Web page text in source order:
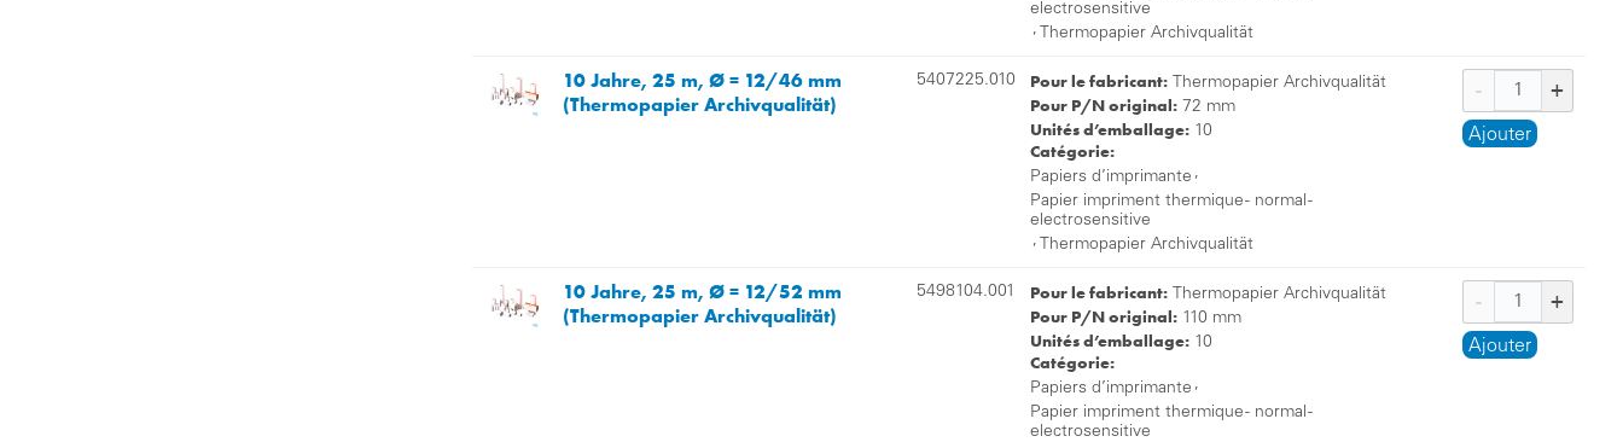
electrosensitive
, Thermopapier Archivqualität
10 Jahre, 25 m, Ø = 12/46 mm
(Thermopapier Archivqualität)
5407225.010 Pour le fabricant: Thermopapier Archivqualität
Pour P/N original: 72 mm
Unités d’emballage: 10
Catégorie:
Papiers d’imprimante ,
Papier impriment thermique - normal -
electrosensitive
, Thermopapier Archivqualität
Ajouter
10 Jahre, 25 m, Ø = 12/52 mm
(Thermopapier Archivqualität)
5498104.001 Pour le fabricant: Thermopapier Archivqualität
Pour P/N original: 110 mm
Unités d’emballage: 10
Catégorie:
Papiers d’imprimante ,
Papier impriment thermique - normal -
electrosensitive
Ajouter